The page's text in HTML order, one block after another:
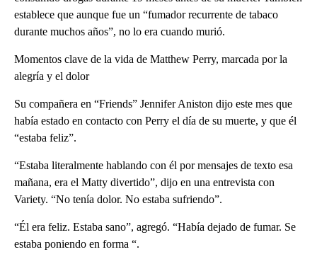
establece que aunque fue un “fumador recurrente de tabaco
durante muchos años”, no lo era cuando murió.
Momentos clave de la vida de Matthew Perry, marcada por la
alegría y el dolor
Su compañera en “Friends” Jennifer Aniston dijo este mes que
había estado en contacto con Perry el día de su muerte, y que él
“estaba feliz”.
“Estaba literalmente hablando con él por mensajes de texto esa
mañana, era el Matty divertido”, dijo en una entrevista con
Variety. “No tenía dolor. No estaba sufriendo”.
“Él era feliz. Estaba sano”, agregó. “Había dejado de fumar. Se
estaba poniendo en forma “.